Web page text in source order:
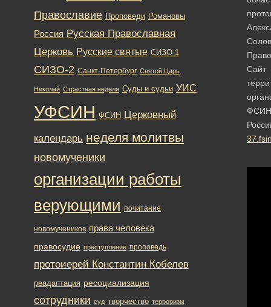
Сайт
ФСИН
Православие Проповеди Романовы
Россия Русская Православная
Церковь Русские святые СИЗО-1
СИЗО-2 Санкт-Петербург Святой Царь
Николай Страстная неделя Суды и судьи УИС
УФСИН ФСИН Церковный
календарь неделя молитвы
новомученики
организации работы
верующими почитание
новомучеников права человека
правосудие преступление проповедь
протоиерей Константин Кобелев
реадаптация ресоциализация
сотрудники суд творчество терроризм